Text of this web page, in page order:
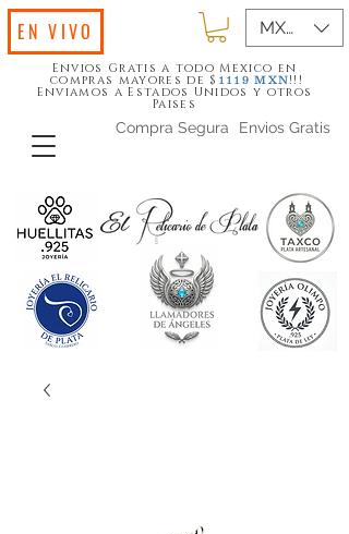
Envios Gratis
Compra Segura
Envios Gratis a todo Mexico en
compras mayores de $ 1119 MXN!!!
Enviamos a Estados Unidos y otros
Paises
MXN ($)
EN VIVO